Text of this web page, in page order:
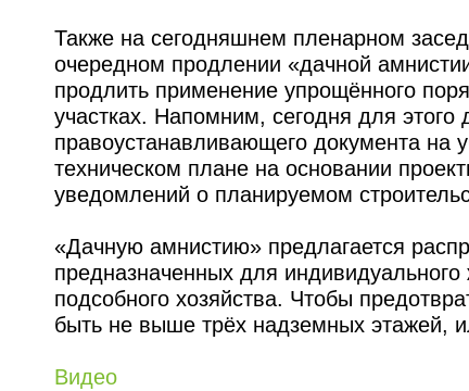
Также на сегодняшнем пленарном
очередном продлении «дачной
продлить применение упрощённого
участках. Напомним, сегодня для этого
правоустанавливающего документа на
техническом плане на основании
уведомлений о планируемом
«Дачную амнистию» предлагается
предназначенных для
подсобного хозяйства. Чтобы
быть не выше трёх надземных этажей,
Видео